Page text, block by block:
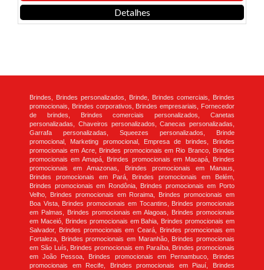
Detalhes
Brindes, Brindes personalizados, Brinde, Brindes comerciais, Brindes
promocionais, Brindes corporativos, Brindes empresariais, Fornecedor
de brindes, Brindes comerciais personalizados, Canetas
personalizadas, Chaveiros personalizados, Canecas personalizadas,
Garrafa personalizadas, Squeezes personalizados, Brinde
promocional, Marketing promocional, Empresa de brindes, Brindes
promocionais em Acre, Brindes promocionais em Rio Branco, Brindes
promocionais em Amapá, Brindes promocionais em Macapá, Brindes
promocionais em Amazonas, Brindes promocionais em Manaus,
Brindes promocionais em Pará, Brindes promocionais em Belém,
Brindes promocionais em Rondônia, Brindes promocionais em Porto
Velho, Brindes promocionais em Roraima, Brindes promocionais em
Boa Vista, Brindes promocionais em Tocantins, Brindes promocionais
em Palmas, Brindes promocionais em Alagoas, Brindes promocionais
em Maceió, Brindes promocionais em Bahia, Brindes promocionais em
Salvador, Brindes promocionais em Ceará, Brindes promocionais em
Fortaleza, Brindes promocionais em Maranhão, Brindes promocionais
em São Luís, Brindes promocionais em Paraíba, Brindes promocionais
em João Pessoa, Brindes promocionais em Pernambuco, Brindes
promocionais em Recife, Brindes promocionais em Piauí, Brindes